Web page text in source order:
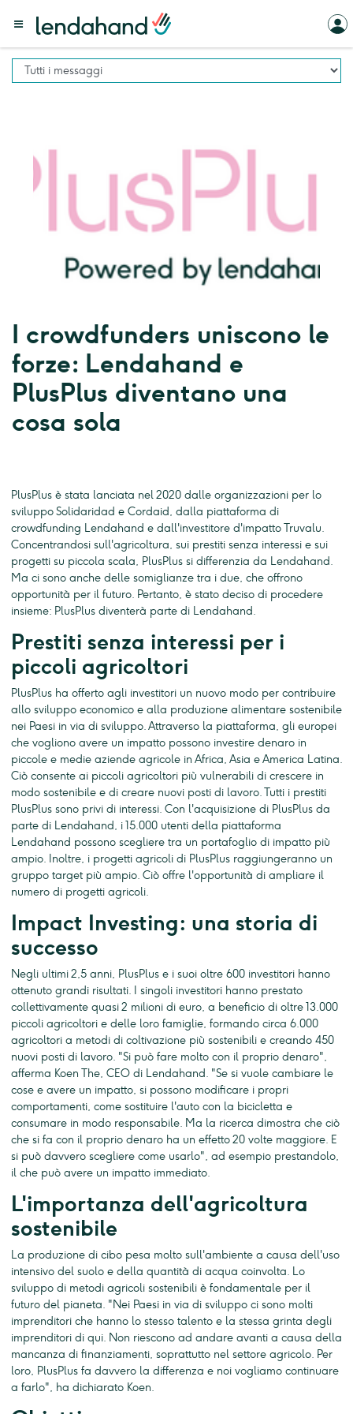
I crowdfunders uniscono le
forze: Lendahand e
PlusPlus diventano una
cosa sola
PlusPlus è stata lanciata nel 2020 dalle organizzazioni per lo
sviluppo Solidaridad e Cordaid, dalla piattaforma di
crowdfunding Lendahand e dall'investitore d'impatto Truvalu.
Concentrandosi sull'agricoltura, sui prestiti senza interessi e sui
progetti su piccola scala, PlusPlus si differenzia da Lendahand.
Ma ci sono anche delle somiglianze tra i due, che offrono
opportunità per il futuro. Pertanto, è stato deciso di procedere
insieme: PlusPlus diventerà parte di Lendahand.
Prestiti senza interessi per i
piccoli agricoltori
PlusPlus ha offerto agli investitori un nuovo modo per contribuire
allo sviluppo economico e alla produzione alimentare sostenibile
nei Paesi in via di sviluppo. Attraverso la piattaforma, gli europei
che vogliono avere un impatto possono investire denaro in
piccole e medie aziende agricole in Africa, Asia e America Latina.
Ciò consente ai piccoli agricoltori più vulnerabili di crescere in
modo sostenibile e di creare nuovi posti di lavoro. Tutti i prestiti
PlusPlus sono privi di interessi. Con l'acquisizione di PlusPlus da
parte di Lendahand, i 15.000 utenti della piattaforma
Lendahand possono scegliere tra un portafoglio di impatto più
ampio. Inoltre, i progetti agricoli di PlusPlus raggiungeranno un
gruppo target più ampio. Ciò offre l'opportunità di ampliare il
numero di progetti agricoli.
Impact Investing: una storia di
successo
Negli ultimi 2,5 anni, PlusPlus e i suoi oltre 600 investitori hanno
ottenuto grandi risultati. I singoli investitori hanno prestato
collettivamente quasi 2 milioni di euro, a beneficio di oltre 13.000
piccoli agricoltori e delle loro famiglie, formando circa 6.000
agricoltori a metodi di coltivazione più sostenibili e creando 450
nuovi posti di lavoro. "Si può fare molto con il proprio denaro",
afferma Koen The, CEO di Lendahand. "Se si vuole cambiare le
cose e avere un impatto, si possono modificare i propri
comportamenti, come sostituire l'auto con la bicicletta e
consumare in modo responsabile. Ma la ricerca dimostra che ciò
che si fa con il proprio denaro ha un effetto 20 volte maggiore. E
si può davvero scegliere come usarlo", ad esempio prestandolo,
il che può avere un impatto immediato.
L'importanza dell'agricoltura
sostenibile
La produzione di cibo pesa molto sull'ambiente a causa dell'uso
intensivo del suolo e della quantità di acqua coinvolta. Lo
sviluppo di metodi agricoli sostenibili è fondamentale per il
futuro del pianeta. "Nei Paesi in via di sviluppo ci sono molti
imprenditori che hanno lo stesso talento e la stessa grinta degli
imprenditori di qui. Non riescono ad andare avanti a causa della
mancanza di finanziamenti, soprattutto nel settore agricolo. Per
loro, PlusPlus fa davvero la differenza e noi vogliamo continuare
a farlo", ha dichiarato Koen.